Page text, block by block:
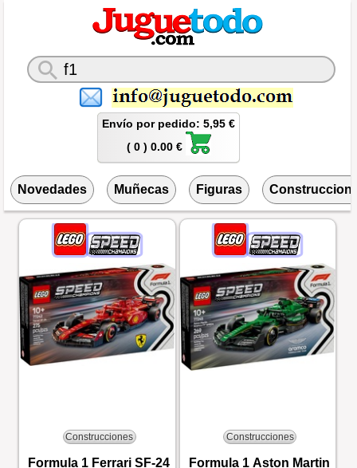
Envío por pedido: 5,95 €
( 0 ) 0.00 €
Novedades Muñecas Figuras
Construcciones
Formula 1 Ferrari SF-24
Construcciones
Formula 1 Aston Martin